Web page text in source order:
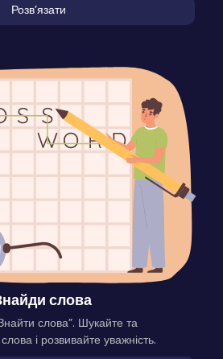
Розвʼязати
слова
слова”. Шукайте та
і розвивайте уважність.